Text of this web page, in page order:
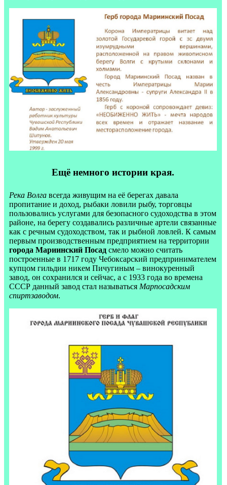
Ещё немного истории края.
Река Волга всегда живущим на её берегах давала
пропитание и доход, рыбаки ловили рыбу, торговцы
пользовались услугами для безопасного судоходства в этом
районе, на берегу создавались различные артели связанные
как с речным судоходством, так и рыбной ловлей. К самым
первым производственным предприятием на территории
города Мариинский Посад смело можно считать
построенные в 1717 году Чебоксарский предпринимателем
купцом гильдии никем Пичугиным – винокуренный
завод, он сохранился и сейчас, а с 1933 года во времена
СССР данный завод стал называться Марпосадским
спиртзаводом.